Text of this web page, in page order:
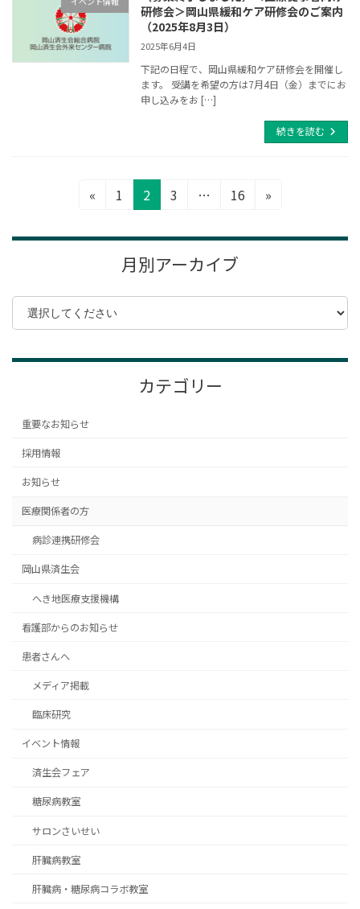
研修会＞岡山県緩和ケア研修会のご案内
（2025年8月3日）
2025年6月4日
下記の日程で、岡山県緩和ケア研修会を開催し
ます。 受講を希望の方は7月4日（金）までにお
申し込みをお […]
続きを読む
ナ
ゲ
ー
シ
«
固
ペ
ジ
1
固
定
ペ
ジ
2
固
ペ
ジ
3 …
固
ペ
ー
ジ
16 »
月別アーカイブ
カテゴリー
重要なお知らせ
採用情報
お知らせ
医療関係者の方
病診連携研修会
岡山県済生会
へき地医療支援機構
看護部からのお知らせ
患者さんへ
メディア掲載
臨床研究
イベント情報
済生会フェア
糖尿病教室
サロンさいせい
肝臓病教室
肝臓病・糖尿病コラボ教室